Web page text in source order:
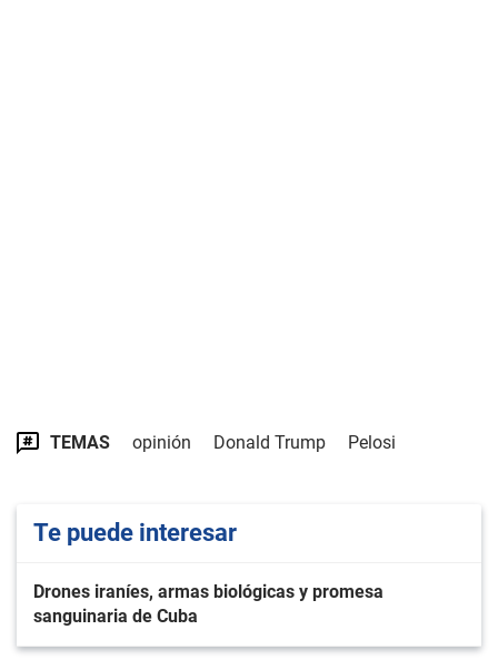
TEMAS opinión Donald Trump Pelosi
Te puede interesar
Drones iraníes, armas biológicas y promesa
sanguinaria de Cuba